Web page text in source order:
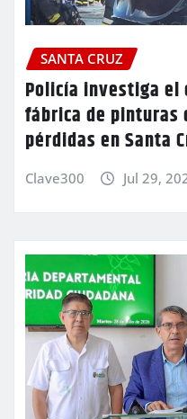
SANTA CRUZ
Policía investiga el
fábrica de pinturas
pérdidas en Santa
Clave300 Jul 29,